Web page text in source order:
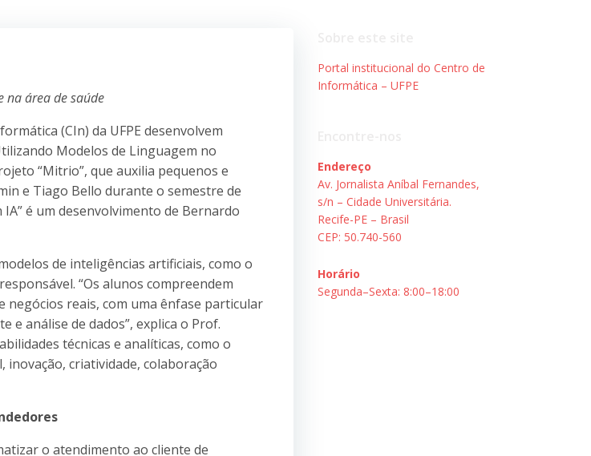
na área de saúde
(CIn) da UFPE desenvolvem
Modelos de Linguagem no
“Mitrio”, que auxilia pequenos e
e Tiago Bello durante o semestre de
é um desenvolvimento de Bernardo
de inteligências artificiais, como o
“Os alunos compreendem
negócios reais, com uma ênfase particular
e análise de dados”, explica o Prof.
técnicas e analíticas, como o
inovação, criatividade, colaboração
o atendimento ao cliente de
Portal institucional do Centro de
Informática – UFPE
Endereço
Av. Jornalista Aníbal Fernandes,
s/n – Cidade Universitária.
Recife-PE – Brasil
CEP: 50.740-560
Horário
Segunda–Sexta: 8:00–18:00